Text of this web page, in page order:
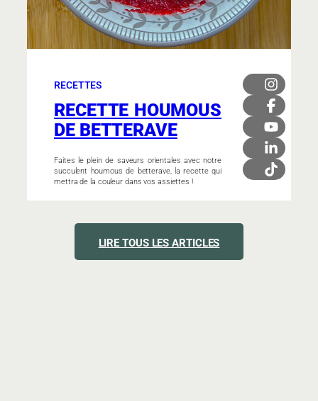
RECETTES
RECETTE HOUMOUS
DE BETTERAVE
Faites le plein de saveurs orientales avec notre
succulent houmous de betterave, la recette qui
mettra de la couleur dans vos assiettes !
LIRE TOUS LES ARTICLES